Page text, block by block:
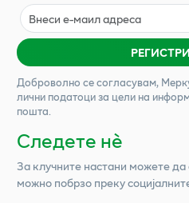
Доброволно се согласувам,
лични податоци за цели на
пошта.
Следете нѐ
За клучните настани можете
можно побрзо преку